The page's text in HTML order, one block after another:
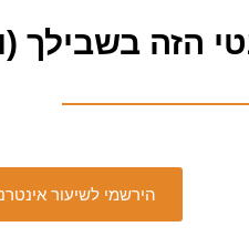
הזה בשבילך
הירשמי לשיעור אינטרנטי חינם! |